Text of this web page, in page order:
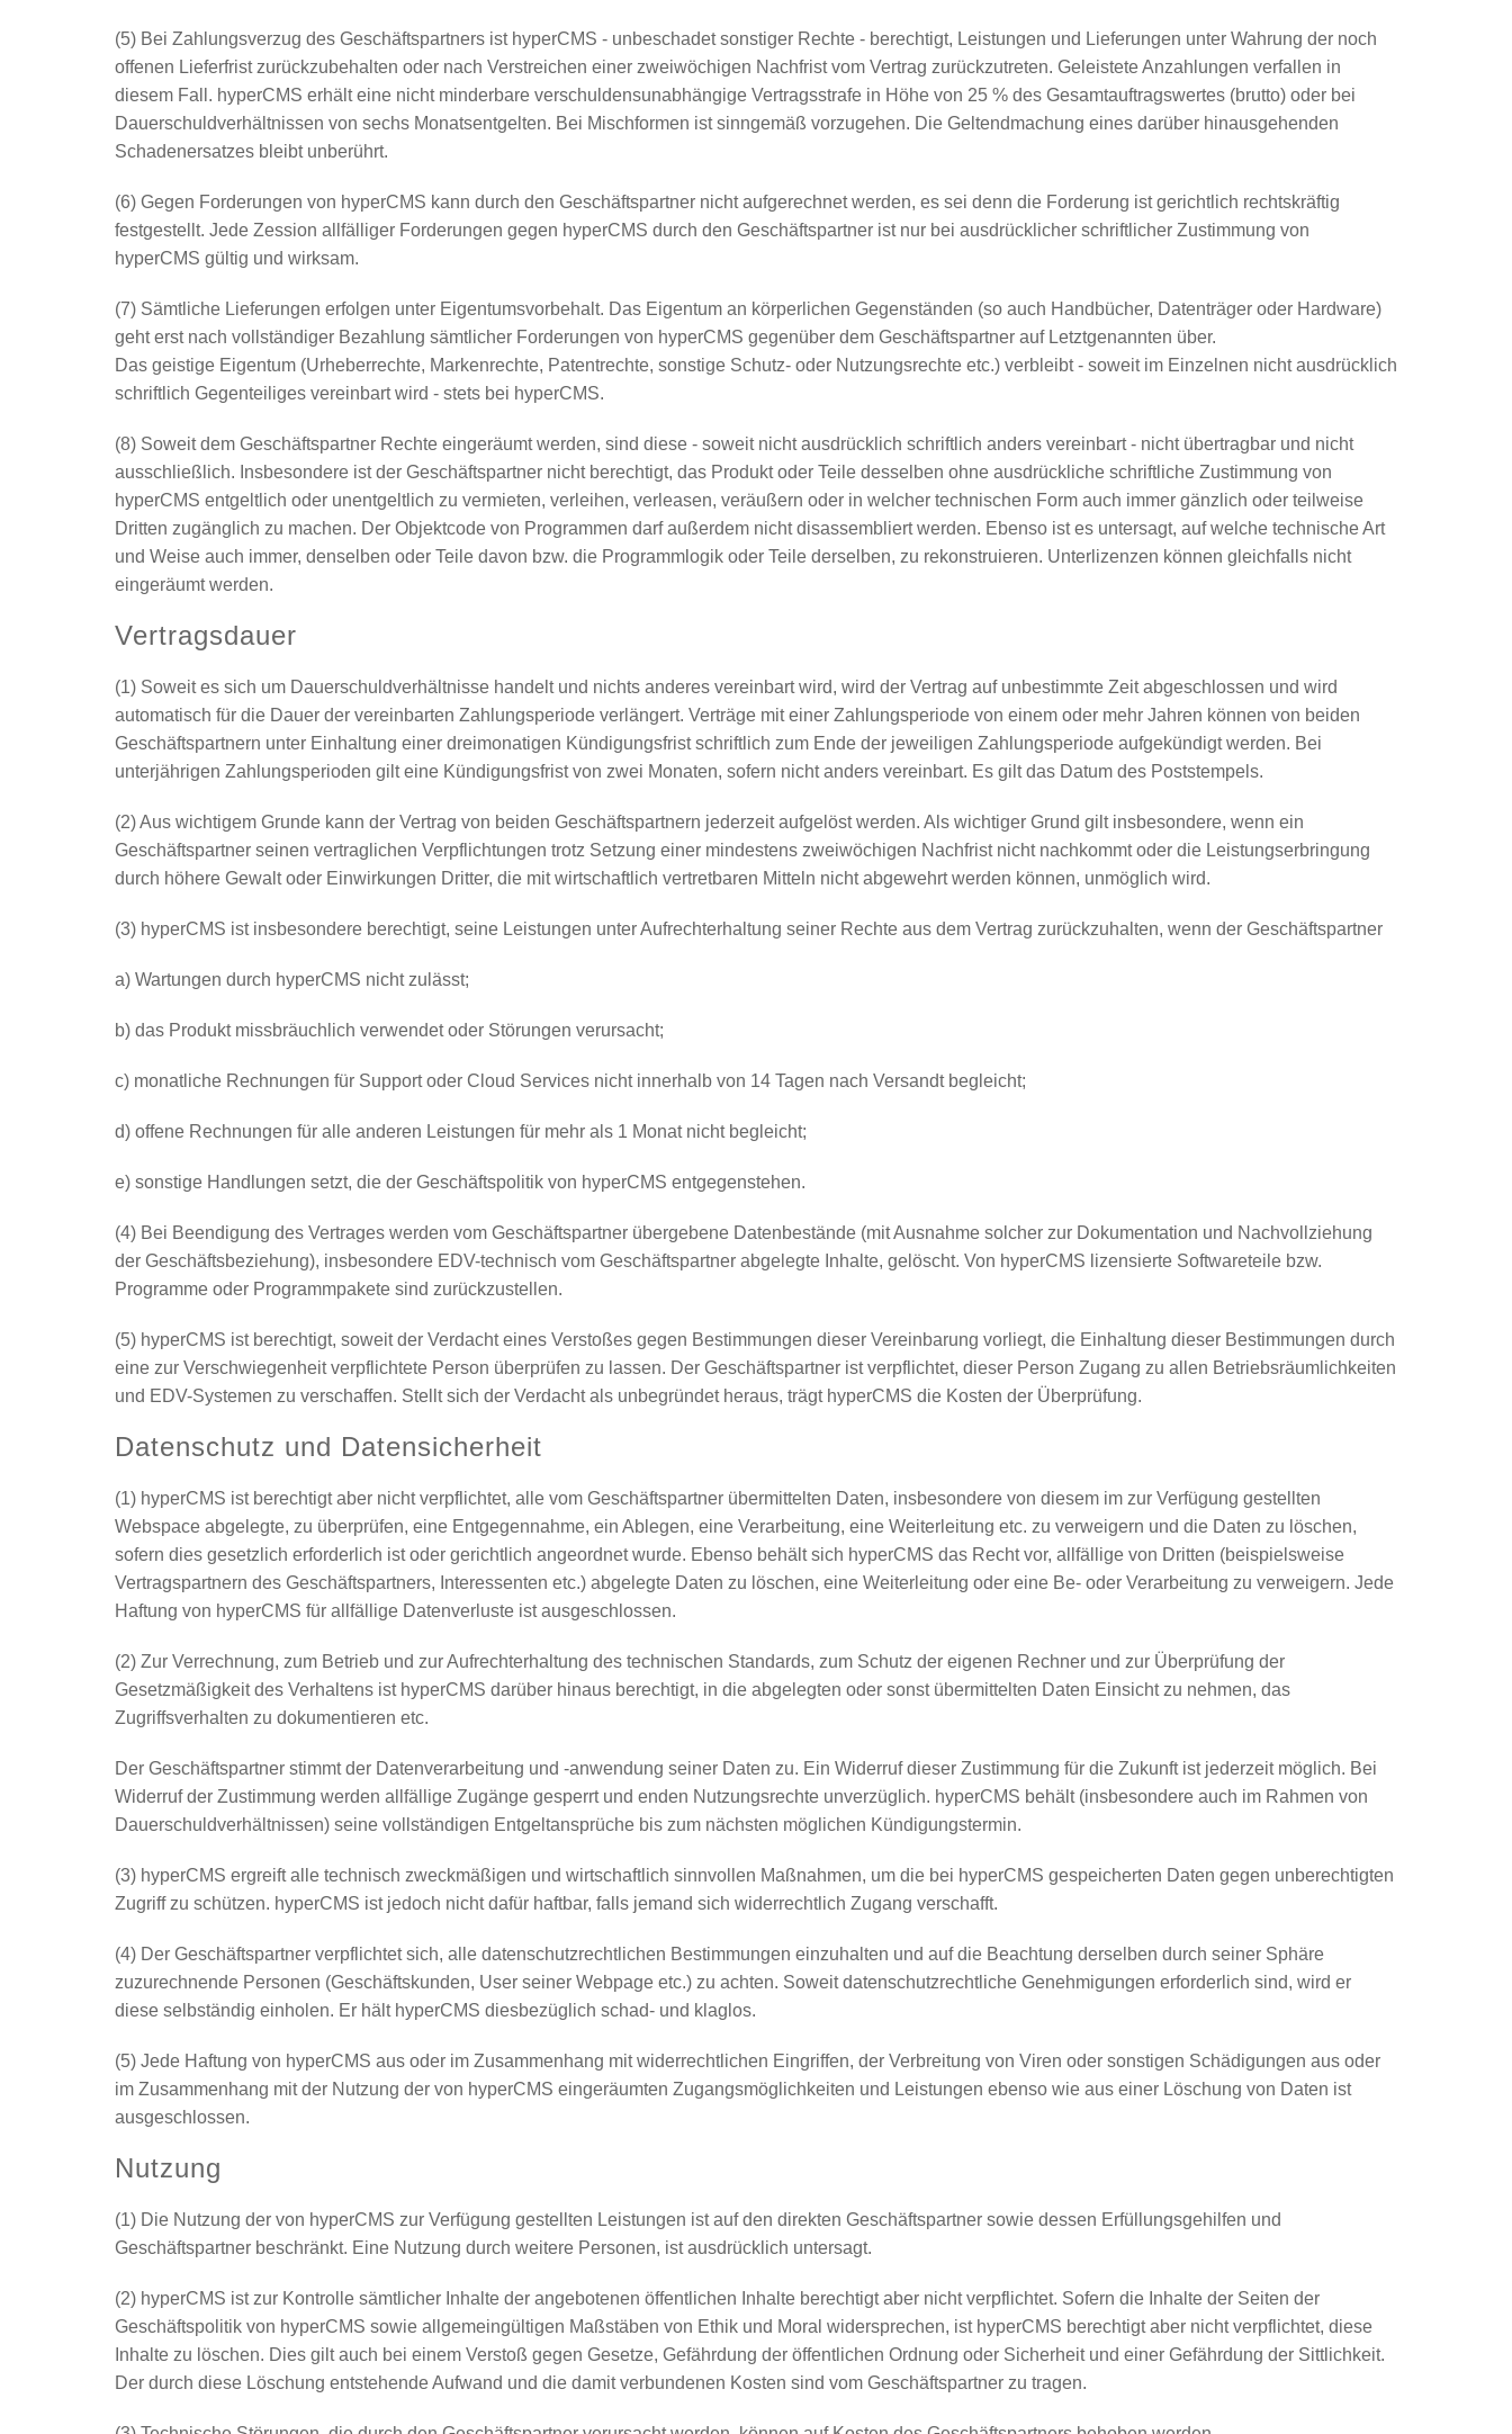
(5) Bei Zahlungsverzug des Geschäftspartners ist hyperCMS - unbeschadet sonstiger Rechte - berechtigt, Leistungen und Lieferungen unter Wahrung der noch
offenen Lieferfrist zurückzubehalten oder nach Verstreichen einer zweiwöchigen Nachfrist vom Vertrag zurückzutreten. Geleistete Anzahlungen verfallen in
diesem Fall. hyperCMS erhält eine nicht minderbare verschuldensunabhängige Vertragsstrafe in Höhe von 25 % des Gesamtauftragswertes (brutto) oder bei
Dauerschuldverhältnissen von sechs Monatsentgelten. Bei Mischformen ist sinngemäß vorzugehen. Die Geltendmachung eines darüber hinausgehenden
Schadenersatzes bleibt unberührt.
(6) Gegen Forderungen von hyperCMS kann durch den Geschäftspartner nicht aufgerechnet werden, es sei denn die Forderung ist gerichtlich rechtskräftig
festgestellt. Jede Zession allfälliger Forderungen gegen hyperCMS durch den Geschäftspartner ist nur bei ausdrücklicher schriftlicher Zustimmung von
hyperCMS gültig und wirksam.
(7) Sämtliche Lieferungen erfolgen unter Eigentumsvorbehalt. Das Eigentum an körperlichen Gegenständen (so auch Handbücher, Datenträger oder Hardware)
geht erst nach vollständiger Bezahlung sämtlicher Forderungen von hyperCMS gegenüber dem Geschäftspartner auf Letztgenannten über.
Das geistige Eigentum (Urheberrechte, Markenrechte, Patentrechte, sonstige Schutz- oder Nutzungsrechte etc.) verbleibt - soweit im Einzelnen nicht ausdrücklich
schriftlich Gegenteiliges vereinbart wird - stets bei hyperCMS.
(8) Soweit dem Geschäftspartner Rechte eingeräumt werden, sind diese - soweit nicht ausdrücklich schriftlich anders vereinbart - nicht übertragbar und nicht
ausschließlich. Insbesondere ist der Geschäftspartner nicht berechtigt, das Produkt oder Teile desselben ohne ausdrückliche schriftliche Zustimmung von
hyperCMS entgeltlich oder unentgeltlich zu vermieten, verleihen, verleasen, veräußern oder in welcher technischen Form auch immer gänzlich oder teilweise
Dritten zugänglich zu machen. Der Objektcode von Programmen darf außerdem nicht disassembliert werden. Ebenso ist es untersagt, auf welche technische Art
und Weise auch immer, denselben oder Teile davon bzw. die Programmlogik oder Teile derselben, zu rekonstruieren. Unterlizenzen können gleichfalls nicht
eingeräumt werden.
Vertragsdauer
(1) Soweit es sich um Dauerschuldverhältnisse handelt und nichts anderes vereinbart wird, wird der Vertrag auf unbestimmte Zeit abgeschlossen und wird
automatisch für die Dauer der vereinbarten Zahlungsperiode verlängert. Verträge mit einer Zahlungsperiode von einem oder mehr Jahren können von beiden
Geschäftspartnern unter Einhaltung einer dreimonatigen Kündigungsfrist schriftlich zum Ende der jeweiligen Zahlungsperiode aufgekündigt werden. Bei
unterjährigen Zahlungsperioden gilt eine Kündigungsfrist von zwei Monaten, sofern nicht anders vereinbart. Es gilt das Datum des Poststempels.
(2) Aus wichtigem Grunde kann der Vertrag von beiden Geschäftspartnern jederzeit aufgelöst werden. Als wichtiger Grund gilt insbesondere, wenn ein
Geschäftspartner seinen vertraglichen Verpflichtungen trotz Setzung einer mindestens zweiwöchigen Nachfrist nicht nachkommt oder die Leistungserbringung
durch höhere Gewalt oder Einwirkungen Dritter, die mit wirtschaftlich vertretbaren Mitteln nicht abgewehrt werden können, unmöglich wird.
(3) hyperCMS ist insbesondere berechtigt, seine Leistungen unter Aufrechterhaltung seiner Rechte aus dem Vertrag zurückzuhalten, wenn der Geschäftspartner
a) Wartungen durch hyperCMS nicht zulässt;
b) das Produkt missbräuchlich verwendet oder Störungen verursacht;
c) monatliche Rechnungen für Support oder Cloud Services nicht innerhalb von 14 Tagen nach Versandt begleicht;
d) offene Rechnungen für alle anderen Leistungen für mehr als 1 Monat nicht begleicht;
e) sonstige Handlungen setzt, die der Geschäftspolitik von hyperCMS entgegenstehen.
(4) Bei Beendigung des Vertrages werden vom Geschäftspartner übergebene Datenbestände (mit Ausnahme solcher zur Dokumentation und Nachvollziehung
der Geschäftsbeziehung), insbesondere EDV-technisch vom Geschäftspartner abgelegte Inhalte, gelöscht. Von hyperCMS lizensierte Softwareteile bzw.
Programme oder Programmpakete sind zurückzustellen.
(5) hyperCMS ist berechtigt, soweit der Verdacht eines Verstoßes gegen Bestimmungen dieser Vereinbarung vorliegt, die Einhaltung dieser Bestimmungen durch
eine zur Verschwiegenheit verpflichtete Person überprüfen zu lassen. Der Geschäftspartner ist verpflichtet, dieser Person Zugang zu allen Betriebsräumlichkeiten
und EDV-Systemen zu verschaffen. Stellt sich der Verdacht als unbegründet heraus, trägt hyperCMS die Kosten der Überprüfung.
Datenschutz und Datensicherheit
(1) hyperCMS ist berechtigt aber nicht verpflichtet, alle vom Geschäftspartner übermittelten Daten, insbesondere von diesem im zur Verfügung gestellten
Webspace abgelegte, zu überprüfen, eine Entgegennahme, ein Ablegen, eine Verarbeitung, eine Weiterleitung etc. zu verweigern und die Daten zu löschen,
sofern dies gesetzlich erforderlich ist oder gerichtlich angeordnet wurde. Ebenso behält sich hyperCMS das Recht vor, allfällige von Dritten (beispielsweise
Vertragspartnern des Geschäftspartners, Interessenten etc.) abgelegte Daten zu löschen, eine Weiterleitung oder eine Be- oder Verarbeitung zu verweigern. Jede
Haftung von hyperCMS für allfällige Datenverluste ist ausgeschlossen.
(2) Zur Verrechnung, zum Betrieb und zur Aufrechterhaltung des technischen Standards, zum Schutz der eigenen Rechner und zur Überprüfung der
Gesetzmäßigkeit des Verhaltens ist hyperCMS darüber hinaus berechtigt, in die abgelegten oder sonst übermittelten Daten Einsicht zu nehmen, das
Zugriffsverhalten zu dokumentieren etc.
Der Geschäftspartner stimmt der Datenverarbeitung und -anwendung seiner Daten zu. Ein Widerruf dieser Zustimmung für die Zukunft ist jederzeit möglich. Bei
Widerruf der Zustimmung werden allfällige Zugänge gesperrt und enden Nutzungsrechte unverzüglich. hyperCMS behält (insbesondere auch im Rahmen von
Dauerschuldverhältnissen) seine vollständigen Entgeltansprüche bis zum nächsten möglichen Kündigungstermin.
(3) hyperCMS ergreift alle technisch zweckmäßigen und wirtschaftlich sinnvollen Maßnahmen, um die bei hyperCMS gespeicherten Daten gegen unberechtigten
Zugriff zu schützen. hyperCMS ist jedoch nicht dafür haftbar, falls jemand sich widerrechtlich Zugang verschafft.
(4) Der Geschäftspartner verpflichtet sich, alle datenschutzrechtlichen Bestimmungen einzuhalten und auf die Beachtung derselben durch seiner Sphäre
zuzurechnende Personen (Geschäftskunden, User seiner Webpage etc.) zu achten. Soweit datenschutzrechtliche Genehmigungen erforderlich sind, wird er
diese selbständig einholen. Er hält hyperCMS diesbezüglich schad- und klaglos.
(5) Jede Haftung von hyperCMS aus oder im Zusammenhang mit widerrechtlichen Eingriffen, der Verbreitung von Viren oder sonstigen Schädigungen aus oder
im Zusammenhang mit der Nutzung der von hyperCMS eingeräumten Zugangsmöglichkeiten und Leistungen ebenso wie aus einer Löschung von Daten ist
ausgeschlossen.
Nutzung
(1) Die Nutzung der von hyperCMS zur Verfügung gestellten Leistungen ist auf den direkten Geschäftspartner sowie dessen Erfüllungsgehilfen und
Geschäftspartner beschränkt. Eine Nutzung durch weitere Personen, ist ausdrücklich untersagt.
(2) hyperCMS ist zur Kontrolle sämtlicher Inhalte der angebotenen öffentlichen Inhalte berechtigt aber nicht verpflichtet. Sofern die Inhalte der Seiten der
Geschäftspolitik von hyperCMS sowie allgemeingültigen Maßstäben von Ethik und Moral widersprechen, ist hyperCMS berechtigt aber nicht verpflichtet, diese
Inhalte zu löschen. Dies gilt auch bei einem Verstoß gegen Gesetze, Gefährdung der öffentlichen Ordnung oder Sicherheit und einer Gefährdung der Sittlichkeit.
Der durch diese Löschung entstehende Aufwand und die damit verbundenen Kosten sind vom Geschäftspartner zu tragen.